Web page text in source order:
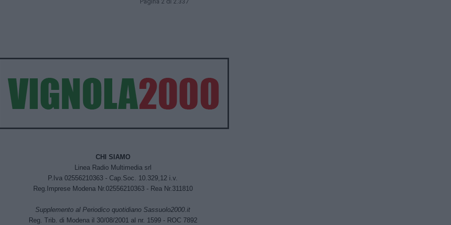
CHI SIAMO
Linea Radio Multimedia srl
P.Iva 02556210363 - Cap.Soc. 10.329,12 i.v.
Reg.Imprese Modena Nr.02556210363 - Rea Nr.311810
Supplemento al Periodico quotidiano Sassuolo2000.it
Reg. Trib. di Modena il 30/08/2001 al nr. 1599 - ROC 7892